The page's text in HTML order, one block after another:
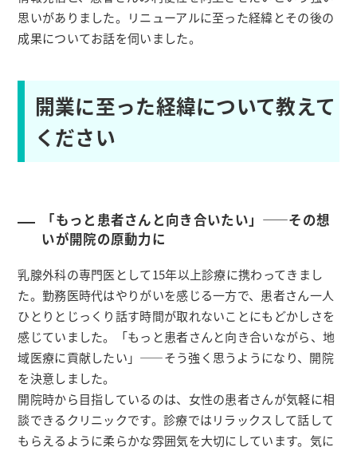
思いがありました。リニューアルに至った経緯とその後の
成果についてお話を伺いました。
開業に至った経緯について教えて
ください
「もっと患者さんと向き合いたい」――その想
いが開院の原動力に
乳腺外科の専門医として15年以上診療に携わってきまし
た。勤務医時代はやりがいを感じる一方で、患者さん一人
ひとりとじっくり話す時間が取れないことにもどかしさを
感じていました。「もっと患者さんと向き合いながら、地
域医療に貢献したい」——そう強く思うようになり、開院
を決意しました。
開院時から目指しているのは、女性の患者さんが気軽に相
談できるクリニックです。診療ではリラックスして話して
もらえるように柔らかな雰囲気を大切にしています。気に